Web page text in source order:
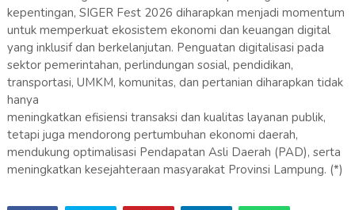
kepentingan, SIGER Fest 2026 diharapkan menjadi momentum
untuk memperkuat ekosistem ekonomi dan keuangan digital
yang inklusif dan berkelanjutan. Penguatan digitalisasi pada
sektor pemerintahan, perlindungan sosial, pendidikan,
transportasi, UMKM, komunitas, dan pertanian diharapkan tidak
hanya
meningkatkan efisiensi transaksi dan kualitas layanan publik,
tetapi juga mendorong pertumbuhan ekonomi daerah,
mendukung optimalisasi Pendapatan Asli Daerah (PAD), serta
meningkatkan kesejahteraan masyarakat Provinsi Lampung. (*)